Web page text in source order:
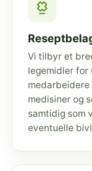
Vi tilbyr et
legemidler for
medisiner og
samtidig som
eventuelle